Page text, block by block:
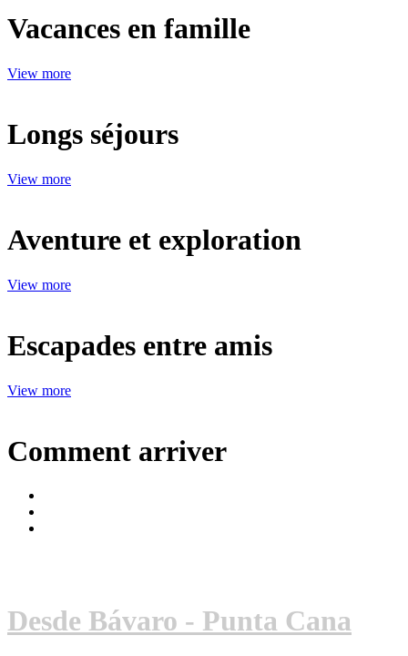
Vacances en famille
View more
Longs séjours
View more
Aventure et exploration
View more
Escapades entre amis
View more
Comment arriver
Desde Bávaro - Punta Cana